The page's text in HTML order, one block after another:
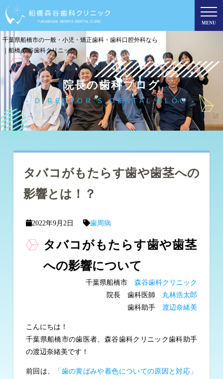
MENU
千葉県船橋市の一般・小児・矯正歯科・歯科口腔外科なら
｜船橋 森谷歯科クリニック
院長の歯科ブログ
DIRECTOR'S DENTAL BLOG
タバコがもたらす歯や歯茎への
影響とは！？
2022年9月2日 歯周病
タバコがもたらす歯や歯茎
への影響について
千葉県船橋市森谷歯科クリニック
院長 歯科医師 丸林浩太郎
歯科助手渡辺奈緒美
こんにちは！
千葉県船橋市の歯医者、森谷歯科クリニック歯科助手
の渡辺奈緒美です！
前回は、
「歯の黄ばみや着色についての原因と対応」